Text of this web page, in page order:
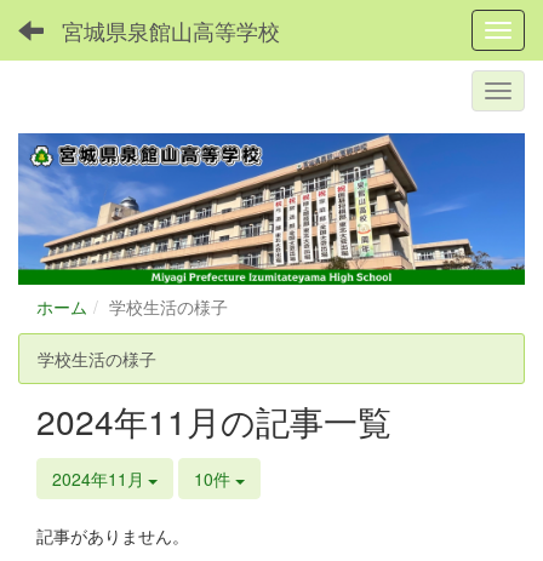
宮城県泉館山高等学校
ホーム 学校生活の様子
学校生活の様子
2024年11月の記事一覧
2024年11月 10件
記事がありません。